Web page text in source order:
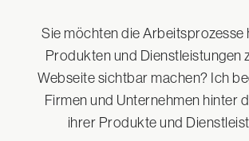
Sie möchten die Arbeitsprozesse
Produkten und Dienstleistungen
Webseite sichtbar machen? Ich
Firmen und Unternehmen hinter
ihrer Produkte und